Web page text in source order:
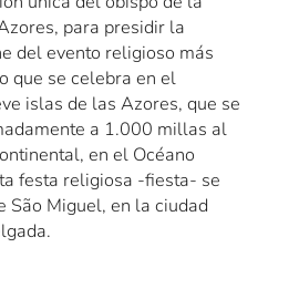
para presidir la
del evento religioso más
que se celebra en el
islas de las Azores, que se
a 1.000 millas al
en el Océano
festa religiosa -fiesta- se
São Miguel, en la ciudad